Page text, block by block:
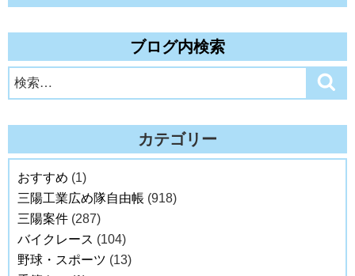
ブログ内検索
検
索:
カテゴリー
おすすめ (1)
三陽工業広め隊自由帳 (918)
三陽案件 (287)
バイクレース (104)
野球・スポーツ (13)